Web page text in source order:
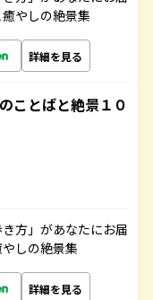
やしの絶景集
詳細を見る
ことばと絶景１０
方」があなたにお届
しの絶景集
詳細を見る